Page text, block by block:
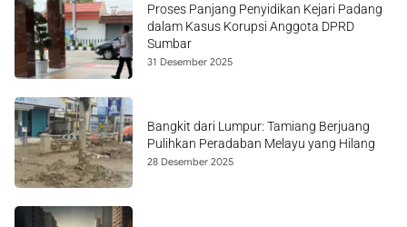
Proses Panjang Penyidikan Kejari Padang
dalam Kasus Korupsi Anggota DPRD
Sumbar
31 Desember 2025
Bangkit dari Lumpur: Tamiang Berjuang
Pulihkan Peradaban Melayu yang Hilang
28 Desember 2025